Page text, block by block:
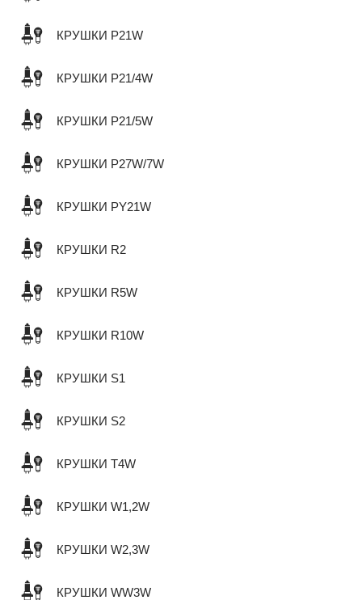
КРУШКИ P21W
КРУШКИ P21/4W
КРУШКИ P21/5W
КРУШКИ P27W/7W
КРУШКИ PY21W
КРУШКИ R2
КРУШКИ R5W
КРУШКИ R10W
КРУШКИ S1
КРУШКИ S2
КРУШКИ T4W
КРУШКИ W1,2W
КРУШКИ W2,3W
КРУШКИ WW3W